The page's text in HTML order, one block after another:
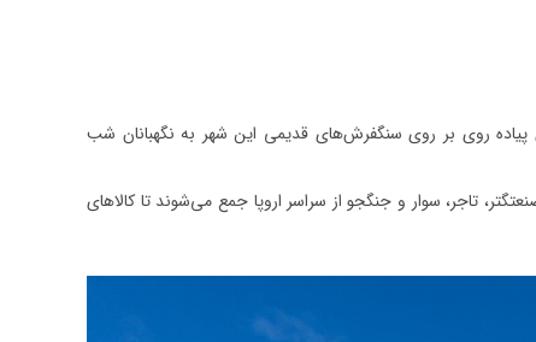
پیاده روی بر روی سنگفرش‌های قدیمی این شهر به نگهبانان شب
تاجر، سوار و جنگجو از سراسر اروپا جمع می‌شوند تا کالاهای